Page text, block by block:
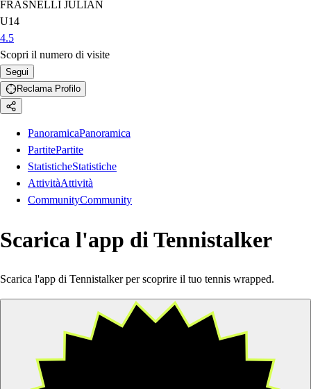
FRASNELLI JULIAN
U14
4.5
Scopri il numero di visite
Segui
Reclama Profilo
PanoramicaPanoramica
PartitePartite
StatisticheStatistiche
AttivitàAttività
CommunityCommunity
Scarica l'app di Tennistalker
Scarica l'app di Tennistalker per scoprire il tuo tennis wrapped.